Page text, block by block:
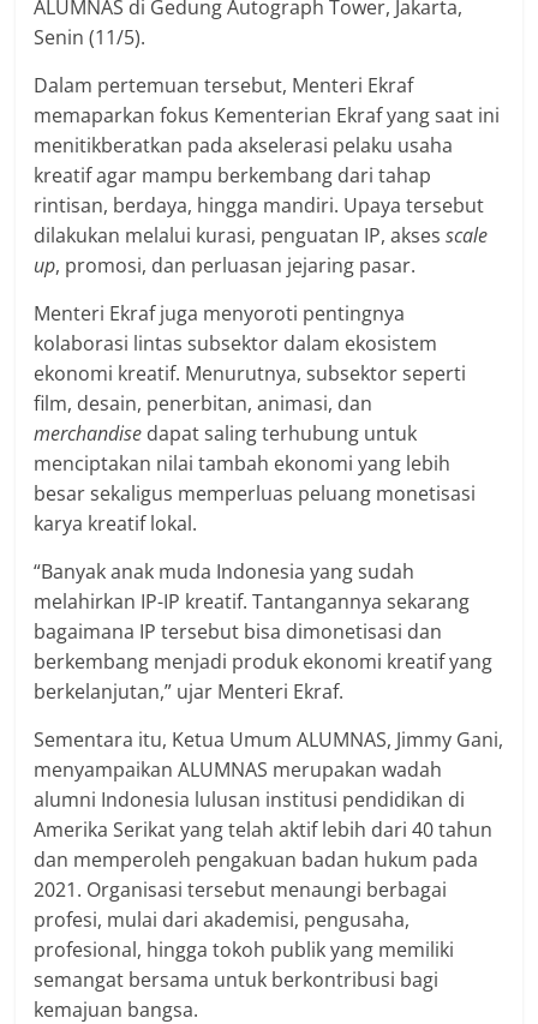
ALUMNAS di Gedung Autograph Tower, Jakarta,
Senin (11/5).
Dalam pertemuan tersebut, Menteri Ekraf
memaparkan fokus Kementerian Ekraf yang saat ini
menitikberatkan pada akselerasi pelaku usaha
kreatif agar mampu berkembang dari tahap
rintisan, berdaya, hingga mandiri. Upaya tersebut
dilakukan melalui kurasi, penguatan IP, aksesscale
up, promosi, dan perluasan jejaring pasar.
Menteri Ekraf juga menyoroti pentingnya
kolaborasi lintas subsektor dalam ekosistem
ekonomi kreatif. Menurutnya, subsektor seperti
film, desain, penerbitan, animasi, dan
merchandise dapat saling terhubung untuk
menciptakan nilai tambah ekonomi yang lebih
besar sekaligus memperluas peluang monetisasi
karya kreatif lokal.
“Banyak anak muda Indonesia yang sudah
melahirkan IP-IP kreatif. Tantangannya sekarang
bagaimana IP tersebut bisa dimonetisasi dan
berkembang menjadi produk ekonomi kreatif yang
berkelanjutan,” ujar Menteri Ekraf.
Sementara itu, Ketua Umum ALUMNAS, Jimmy Gani,
menyampaikan ALUMNAS merupakan wadah
alumni Indonesia lulusan institusi pendidikan di
Amerika Serikat yang telah aktif lebih dari 40 tahun
dan memperoleh pengakuan badan hukum pada
2021. Organisasi tersebut menaungi berbagai
profesi, mulai dari akademisi, pengusaha,
profesional, hingga tokoh publik yang memiliki
semangat bersama untuk berkontribusi bagi
kemajuan bangsa.